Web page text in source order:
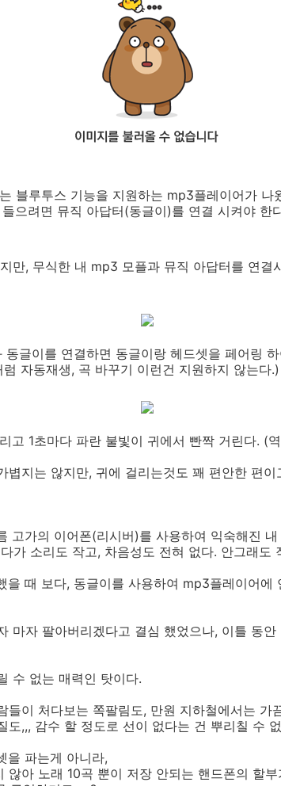
블루투스 기능을 지원하는 mp3플레이어가 나
으려면 뮤직 아답터(동글이)를 연결 시켜야 한
만, 무식한 내 mp3 모플과 뮤직 아답터를 연결
동글이를 연결하면 동글이랑 헤드셋을 페어링
자동재생, 곡 바꾸기 이런건 지원하지 않는다.)
고 1초마다 파란 불빛이 귀에서 빤짝 거린다. (
볍지는 않지만, 귀에 걸리는것도 꽤 편안한 편이
고가의 이어폰(리시버)를 사용하여 익숙해진
가 소리도 작고, 차음성도 전혀 없다. 안그래도
을 때 보다, 동글이를 사용하여 mp3플레이어에
마자 팔아버리겠다고 결심 했었으나, 이틀 동
수 없는 매력인 탓이다.
들이 처다보는 쪽팔림도, 만원 지하철에서는 가
도,,, 감수 할 정도로 선이 없다는 건 뿌리칠 수
을 파는게 아니라,
않아 노래 10곡 뿐이 저장 안되는 핸드폰의 할